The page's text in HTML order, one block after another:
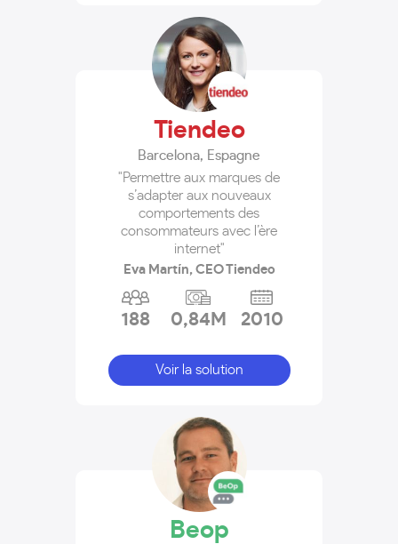
Tiendeo
Barcelona, Espagne
"Permettre aux marques de
s’adapter aux nouveaux
comportements des
consommateurs avec l’ère
internet"
Eva Martín, CEO Tiendeo
188 0,84M 2010
Voir la solution
Beop